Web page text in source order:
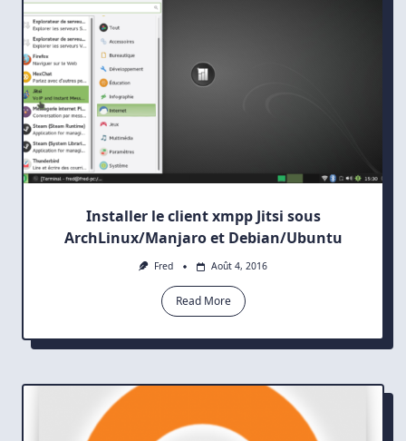
Installer le client xmpp Jitsi sous
ArchLinux/Manjaro et Debian/Ubuntu
Fred Août 4, 2016
Read More